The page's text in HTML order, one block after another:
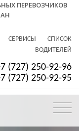
ПЕРЕВОЗЧИКОВ
СЕРВИСЫ
СПИСОК
ВОДИТЕЛЕЙ
(727) 250-92-96
(727) 250-92-95